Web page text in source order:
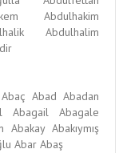
Abdulhakim
Abdulhalim
Abaç Abad Abadan
Abagail
Abagale
Abakay Abakıymış
Abar Abaş